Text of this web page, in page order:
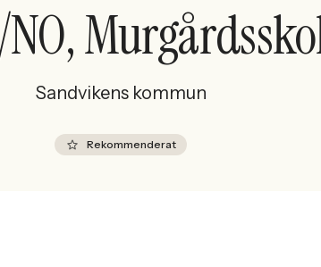
Sandvikens kommun
Rekommenderat